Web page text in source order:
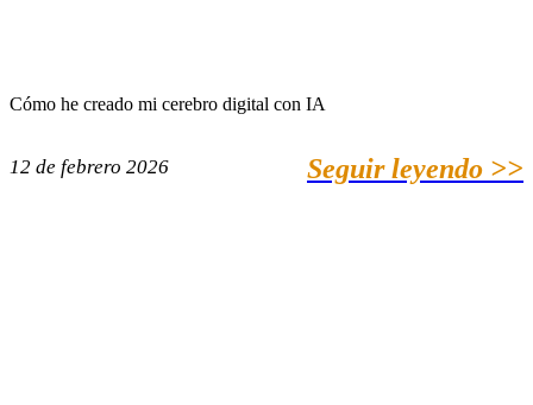
Cómo he creado mi cerebro digital con IA
12 de febrero 2026 Seguir leyendo >>